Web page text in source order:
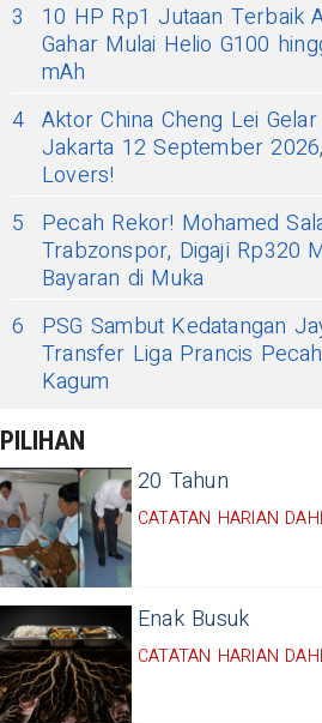
3
10 HP Rp1 Jutaan Terbaik
Gahar Mulai Helio G100
mAh
4 Aktor China Cheng Lei
Jakarta 12 September
Lovers!
5
Pecah Rekor! Mohamed
Trabzonspor, Digaji Rp320
Bayaran di Muka
6
PSG Sambut Kedatangan
Transfer Liga Prancis
Kagum
PILIHAN
20 Tahun
CATATAN HARIAN
Enak Busuk
CATATAN HARIAN